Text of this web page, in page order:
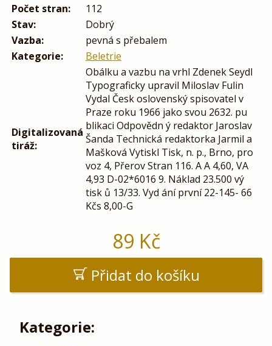
Počet stran:
112
Stav:
Dobrý
Vazba:
pevná s přebalem
Kategorie:
Beletrie
Digitalizovaná
tiráž:
Obálku a vazbu na vrhl Zdenek Seydl
Typograficky upravil Miloslav Fulin
Vydal Česk oslovenský spisovatel v
Praze roku 1966 jako svou 2632. pu
blikaci Odpovědn ý redaktor Jaroslav
Šanda Technická redaktorka Jarmil a
Mašková Vytiskl Tisk, n. p., Brno, pro
voz 4, Přerov Stran 116. A A 4,60, VA
4,93 D-02*6016 9. Náklad 23.500 vý
tisk ů 13/33. Vyd ání první 22-145- 66
Kčs 8,00-G
89 Kč
Přidat do košíku
Kategorie: